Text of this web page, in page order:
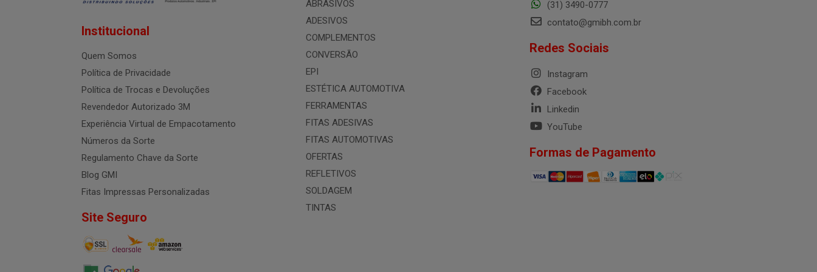
Institucional
Quem Somos
Política de Privacidade
Política de Trocas e Devoluções
Revendedor Autorizado 3M
Experiência Virtual de Empacotamento
Números da Sorte
Regulamento Chave da Sorte
Blog GMI
Fitas Impressas Personalizadas
Site Seguro
ABRASIVOS
ADESIVOS
COMPLEMENTOS
CONVERSÃO
EPI
ESTÉTICA AUTOMOTIVA
FERRAMENTAS
FITAS ADESIVAS
FITAS AUTOMOTIVAS
OFERTAS
REFLETIVOS
SOLDAGEM
TINTAS
(31) 3490-0777
contato@gmibh.com.br
Redes Sociais
Instagram
Facebook
Linkedin
YouTube
Formas de Pagamento